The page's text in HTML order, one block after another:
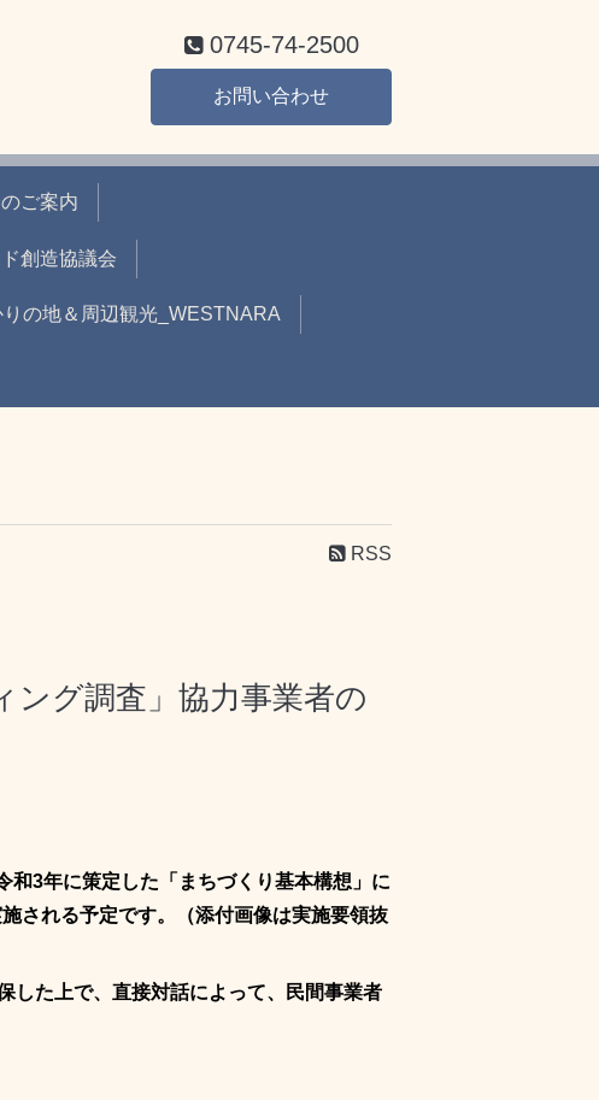
0745-74-2500
お問い合わせ
ご案内
創造協議会
の地＆周辺観光_WESTNARA
RSS
ング調査」協力事業者の
3年に策定した「まちづくり基本構想」に
される予定です。（添付画像は実施要領抜
した上で、直接対話によって、民間事業者